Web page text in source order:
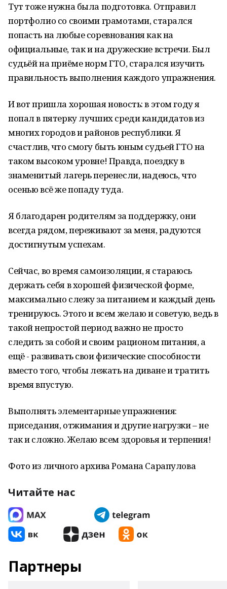
Тут тоже нужна была подготовка. Отправил
портфолио со своими грамотами, старался
попасть на любые соревнования как на
официальные, так и на дружеские встречи. Был
судьёй на приёме норм ГТО, старался изучить
правильность выполнения каждого упражнения.
И вот пришла хорошая новость: в этом году я
попал в пятерку лучших среди кандидатов из
многих городов и районов республики. Я
счастлив, что смогу быть юным судьей ГТО на
таком высоком уровне! Правда, поездку в
знаменитый лагерь перенесли, надеюсь, что
осенью всё же попаду туда.
Я благодарен родителям за поддержку, они
всегда рядом, переживают за меня, радуются
достигнутым успехам.
Сейчас, во время самоизоляции, я стараюсь
держать себя в хорошей физической форме,
максимально слежу за питанием и каждый день
тренируюсь. Этого и всем желаю и советую, ведь в
такой непростой период важно не просто
следить за собой и своим рационом питания, а
ещё - развивать свои физические способности
вместо того, чтобы лежать на диване и тратить
время впустую.
Выполнять элементарные упражнения:
приседания, отжимания и другие нагрузки – не
так и сложно. Желаю всем здоровья и терпения!
Фото из личного архива Романа Сарапулова
Читайте нас
Партнеры